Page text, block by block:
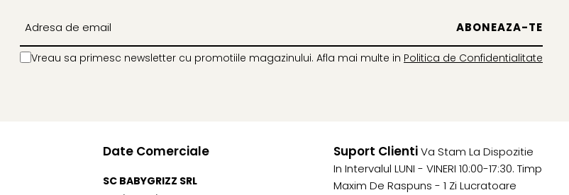
Vreau sa primesc newsletter cu promotiile magazinului. Afla mai multe in Politica de Confidentialitate
Date Comerciale
SC BABYGRIZZ SRL
Suport ClientiVa Stam La Dispozitie
In Intervalul LUNI - VINERI 10:00-17:30. Timp
Maxim De Raspuns - 1 Zi Lucratoare